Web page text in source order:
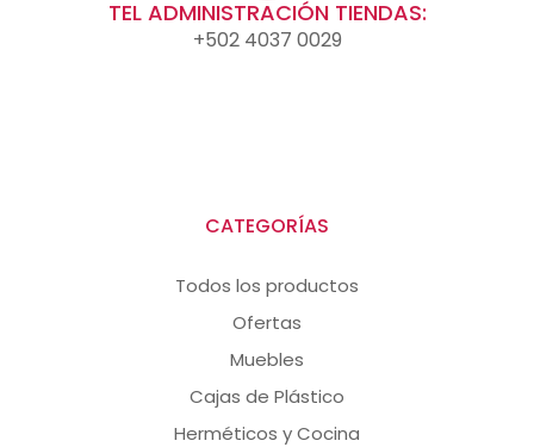
TEL ADMINISTRACIÓN TIENDAS:
+502 4037 0029
CATEGORÍAS
Todos los productos
Ofertas
Muebles
Cajas de Plástico
Herméticos y Cocina